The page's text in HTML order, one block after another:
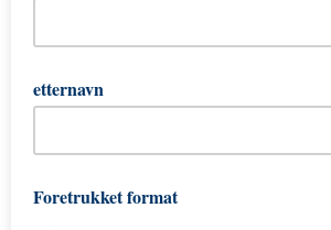
etternavn
Foretrukket format